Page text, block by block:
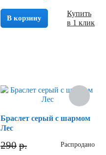
В корзину
Купить
в 1 клик
Браслет серый с шармом
Лес
290 р. Распродано